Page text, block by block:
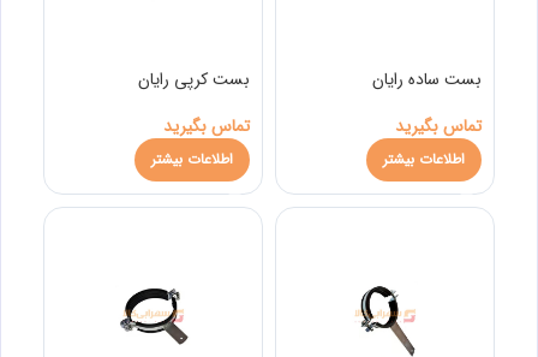
بست ساده رایان
تماس بگیرید
اطلاعات بیشتر
بست کرپی رایان
تماس بگیرید
اطلاعات بیشتر